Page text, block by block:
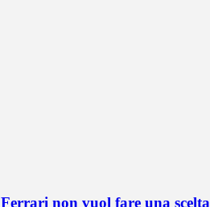
non vuol fare una scelta